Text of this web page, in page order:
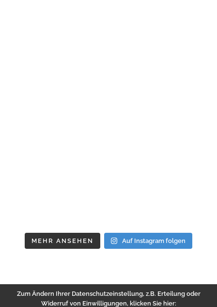
MEHR ANSEHEN Auf Instagram folgen
Zum Ändern Ihrer Datenschutzeinstellung, z.B. Erteilung oder
Widerruf von Einwilligungen, klicken Sie hier: